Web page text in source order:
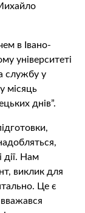
в Івано-
університеті
службу у
місяць
днів”.
дії. Нам
виклик для
Це є